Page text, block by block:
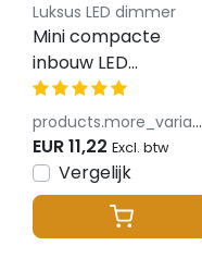
Luksus LED dimmer
Mini compacte
inbouw LED
draaidimmer 12 & 24
Volt max 4ampere -
SBS002
products.more_variants_available
EUR 11,22 Excl. btw
Vergelijk